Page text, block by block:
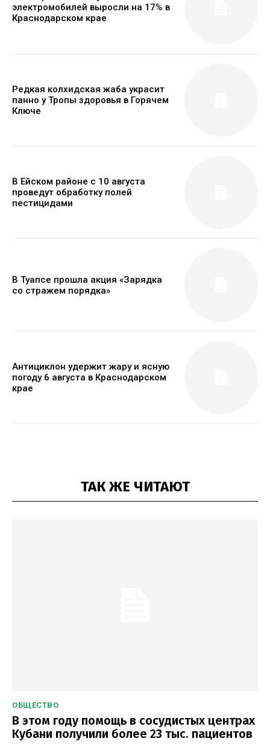
электромобилей выросли на 17% в
Краснодарском крае
Редкая колхидская жаба украсит
панно у Тропы здоровья в Горячем
Ключе
В Ейском районе с 10 августа
проведут обработку полей
пестицидами
В Туапсе прошла акция «Зарядка
со стражем порядка»
Антициклон удержит жару и ясную
погоду 6 августа в Краснодарском
крае
ТАК ЖЕ ЧИТАЮТ
ОБЩЕСТВО
В этом году помощь в сосудистых центрах
Кубани получили более 23 тыс. пациентов